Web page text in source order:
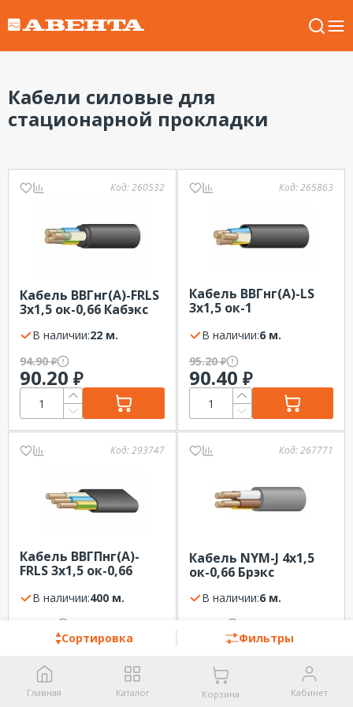
Кабели силовые для
стационарной прокладки
Сортировка Фильтры
Код:260532
Кабель ВВГнг(А)-FRLS
3х1,5 ок-0,66 Кабэкс
В наличии:
22 м.
94.90₽
90.20 ₽
Код:265863
Кабель ВВГнг(А)-LS
3х1,5 ок-1
В наличии:
6 м.
95.20₽
90.40 ₽
Код:293747
Кабель ВВГПнг(A)-
FRLS 3х1,5 ок-0,66
В наличии:
400 м.
91.30₽
Код:267771
Кабель NYM-J 4х1,5
ок-0,66 Брэкс
В наличии:
6 м.
91.50₽
Главная Каталог Корзина Кабинет